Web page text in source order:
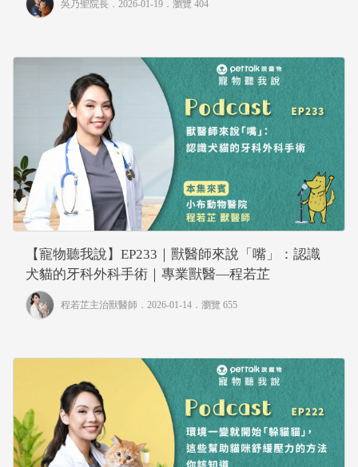
吳乃聖院長 ．2026-01-19． 瀏覽 404
【寵物聽我說】EP233｜獸醫師來說「嘴」：認識
犬貓的牙科外科手術｜專業獸醫—程若芷
程若芷主治獸醫師 ．2026-01-14． 瀏覽 655